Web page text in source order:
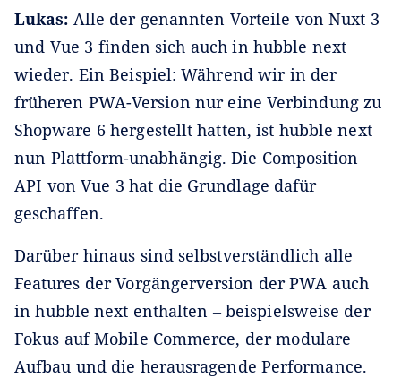
Lukas: Alle der genannten Vorteile von Nuxt 3
und Vue 3 finden sich auch in hubble next
wieder. Ein Beispiel: Während wir in der
früheren PWA-Version nur eine Verbindung zu
Shopware 6 hergestellt hatten, ist hubble next
nun Plattform-unabhängig. Die Composition
API von Vue 3 hat die Grundlage dafür
geschaffen.
Darüber hinaus sind selbstverständlich alle
Features der Vorgängerversion der PWA auch
in hubble next enthalten ‒ beispielsweise der
Fokus auf Mobile Commerce, der modulare
Aufbau und die herausragende Performance.